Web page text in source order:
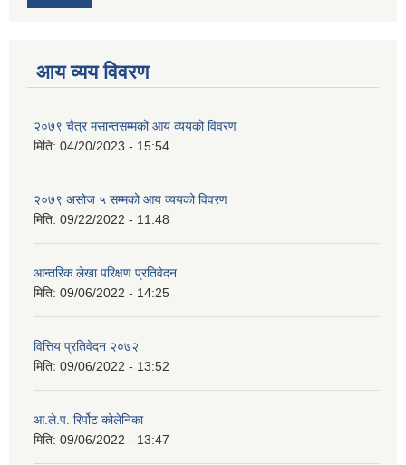
आय व्यय विवरण
२०७९ चैत्र मसान्तसम्मको आय व्ययको विवरण
मिति: 04/20/2023 - 15:54
२०७९ असोज ५ सम्मको आय व्ययको विवरण
मिति: 09/22/2022 - 11:48
आन्तरिक लेखा परिक्षण प्रतिवेदन
मिति: 09/06/2022 - 14:25
वित्तिय प्रतिवेदन २०७२
मिति: 09/06/2022 - 13:52
आ.ले.प. रिर्पोट कोलेनिका
मिति: 09/06/2022 - 13:47